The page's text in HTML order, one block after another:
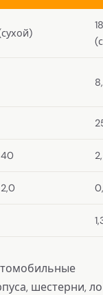
шестерни,